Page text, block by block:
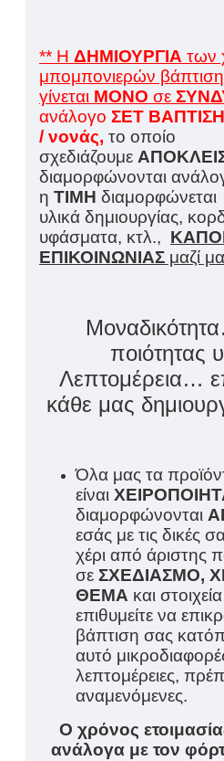
** Η ΔΗΜΙΟΥΡΓΙΑ των
μπομπονιερών
γίνεται ΜΟΝΟ σε
ανάλογο ΣΕΤ
/ νονάς, το οποίο
σχεδιάζουμε
διαμορφώνονται
η ΤΙΜΗ
υλικά δημιουργίας,
υφάσματα, κτλ.,
ΕΠΙΚΟΙΝΩΝΙΑΣ μαζί
ποιότητας
Λεπτομέρεια…
κάθε μας
Όλα μας τα
είναι
διαμορφώνονται
εσάς με τις δικές
χέρι από άριστης
σε ΣΧΕΔΙΑΣΜΟ,
ΘΕΜΑ και
επιθυμείτε να
βάπτιση σας
αυτό
λεπτομέρειες,
αναμενόμενες.
Ο χρόνος
ανάλογα με τον